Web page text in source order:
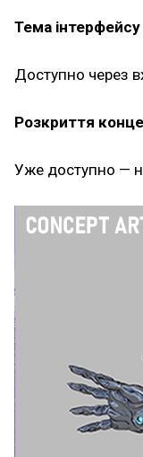
Тема
Доступно через
Розкриття
Уже доступно —